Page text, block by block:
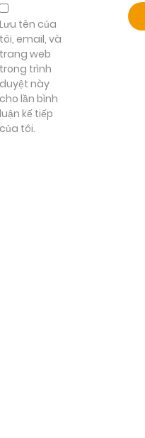
Lưu tên của
tôi, email, và
trang web
trong trình
duyệt này
cho lần bình
luận kế tiếp
của tôi.